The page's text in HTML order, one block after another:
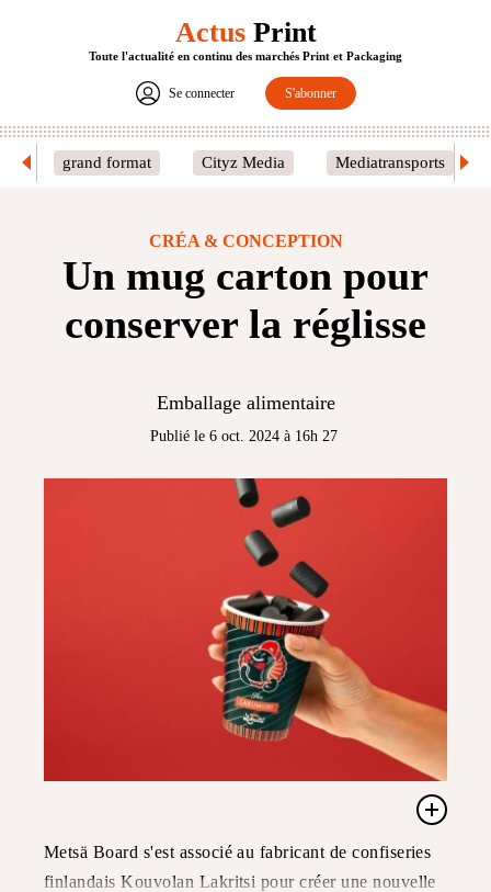
ActusPrint
Toute l'actualité en continu des marchés Print et Packaging
Se connecter S'abonner
grand format Cityz Media Mediatransports
CRÉA & CONCEPTION
Un mug carton pour
conserver la réglisse
Emballage alimentaire
Publié le 6 oct. 2024 à 16h 27
Metsä Board s'est associé au fabricant de confiseries
finlandais Kouvolan Lakritsi pour créer une nouvelle